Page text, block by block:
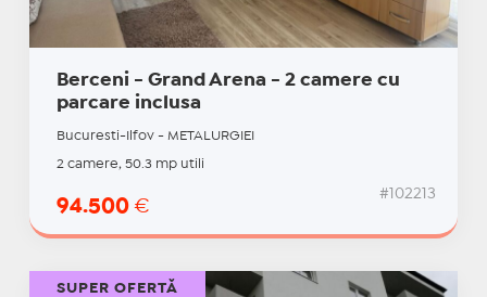
Berceni - Grand Arena - 2 camere cu
parcare inclusa
Bucuresti-Ilfov - METALURGIEI
2 camere, 50.3 mp utili
94.500 €
#102213
SUPER OFERTĂ